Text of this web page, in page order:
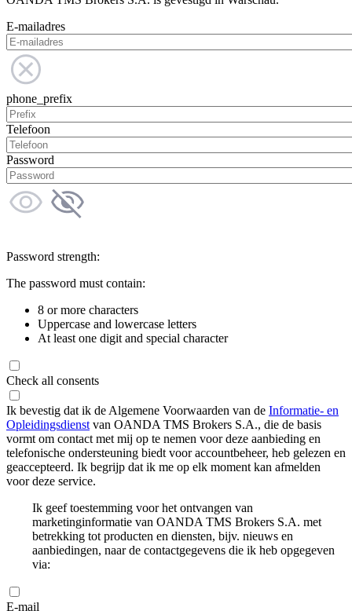
E-mailadres
phone_prefix
Telefoon
Password
Password strength:
The password must contain:
8 or more characters
Uppercase and lowercase letters
At least one digit and special character
Check all consents
Ik bevestig dat ik de Algemene Voorwaarden van de Informatie- en
Opleidingsdienst van OANDA TMS Brokers S.A., die de basis
vormt om contact met mij op te nemen voor deze aanbieding en
telefonische ondersteuning biedt voor accountbeheer, heb gelezen en
geaccepteerd. Ik begrijp dat ik me op elk moment kan afmelden
voor deze service.
Ik geef toestemming voor het ontvangen van
marketinginformatie van OANDA TMS Brokers S.A. met
betrekking tot producten en diensten, bijv. nieuws en
aanbiedingen, naar de contactgegevens die ik heb opgegeven
via:
E-mail